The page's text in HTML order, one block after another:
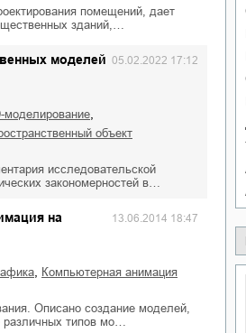
помещений, дает
зданий,…
моделей 05.02.2022 17:12
моделирование
объект
исследовательской
закономерностей в…
на
13.06.2014 18:47
компьютерная анимация
Описано создание моделей,
различных типов мо…